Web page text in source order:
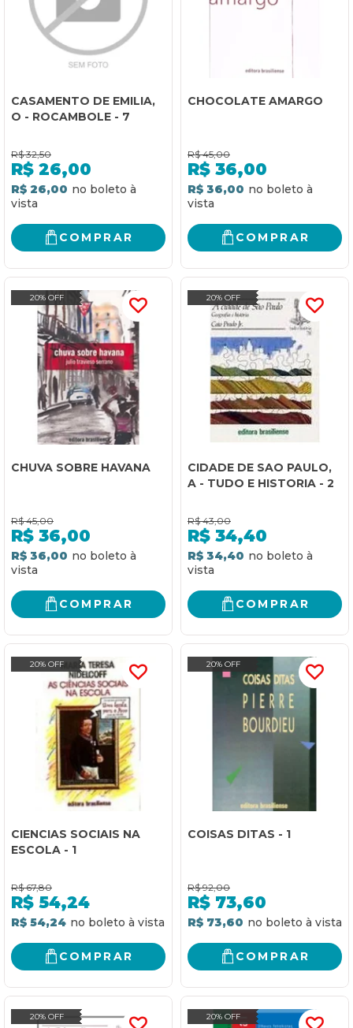
CASAMENTO DE EMILIA,
O - ROCAMBOLE - 7
R$ 32,50
R$ 26,00
R$ 26,00
COMPRAR
CHOCOLATE AMARGO
R$ 45,00
R$ 36,00
R$ 36,00
COMPRAR
20% OFF
CHUVA SOBRE HAVANA
R$ 45,00
R$ 36,00
R$ 36,00
COMPRAR
20% OFF
CIDADE DE SAO PAULO,
A - TUDO E HISTORIA - 2
R$ 43,00
R$ 34,40
R$ 34,40
COMPRAR
20% OFF
CIENCIAS SOCIAIS NA
ESCOLA - 1
R$ 67,80
R$ 54,24
R$ 54,24
COMPRAR
20% OFF
COISAS DITAS - 1
R$ 92,00
R$ 73,60
R$ 73,60
COMPRAR
20% OFF 20% OFF